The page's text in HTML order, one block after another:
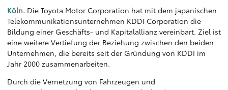
Köln. Die Toyota Motor Corporation hat mit dem japanischen
Telekommunikationsunternehmen KDDI Corporation die
Bildung einer Geschäfts- und Kapitalallianz vereinbart. Ziel ist
eine weitere Vertiefung der Beziehung zwischen den beiden
Unternehmen, die bereits seit der Gründung von KDDI im
Jahr 2000 zusammenarbeiten.
Durch die Vernetzung von Fahrzeugen und